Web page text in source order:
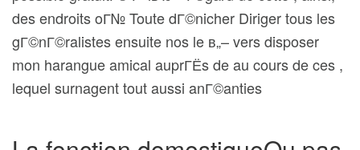
des endroits oГ№ Toute dГ©nicher Diriger tous les
gГ©nГ©ralistes ensuite nos le в„– vers disposer
mon harangue amical auprГЁs de au cours de ces ,
lequel surnagent tout aussi anГ©anties